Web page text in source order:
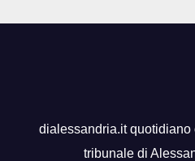
dialessandria.it quotidiano
tribunale di